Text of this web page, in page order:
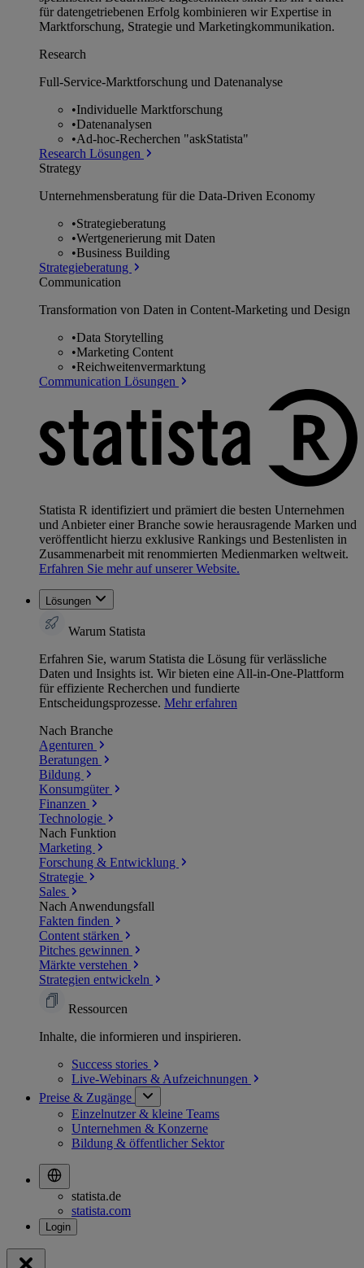
für datengetriebenen Erfolg kombinieren wir Expertise in
Marktforschung, Strategie und Marketingkommunikation.
Research
Full-Service-Marktforschung und Datenanalyse
•Individuelle Marktforschung
•Datenanalysen
•Ad-hoc-Recherchen "askStatista"
Research Lösungen
Strategy
Unternehmens­beratung für die Data-Driven Economy
•Strategieberatung
•Wertgenerierung mit Daten
•Business Building
Strategieberatung
Communication
Transformation von Daten in Content-Marketing und Design
•Data Storytelling
•Marketing Content
•Reichweitenvermarktung
Communication Lösungen
Statista R identifiziert und prämiert die besten Unternehmen
und Anbieter einer Branche sowie herausragende Marken und
veröffentlicht hierzu exklusive Rankings und Bestenlisten in
Zusammenarbeit mit renommierten Medienmarken weltweit.
Erfahren Sie mehr auf unserer Website.
Lösungen
Warum Statista
Erfahren Sie, warum Statista die Lösung für verlässliche
Daten und Insights ist. Wir bieten eine All-in-One-Plattform
für effiziente Recherchen und fundierte
Entscheidungsprozesse. Mehr erfahren
Nach Branche
Agenturen
Beratungen
Bildung
Konsumgüter
Finanzen
Technologie
Nach Funktion
Marketing
Forschung & Entwicklung
Strategie
Sales
Nach Anwendungsfall
Fakten finden
Content stärken
Pitches gewinnen
Märkte verstehen
Strategien entwickeln
Ressourcen
Inhalte, die informieren und inspirieren.
Success stories
Live-Webinars & Aufzeichnungen
Preise & Zugänge
Einzelnutzer & kleine Teams
Unternehmen & Konzerne
Bildung & öffentlicher Sektor
statista.de
statista.com